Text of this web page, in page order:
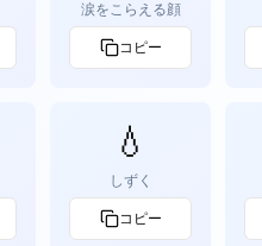
涙をこらえる顔
コピー
💧
しずく
コピー